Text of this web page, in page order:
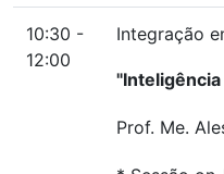
10:30 -
12:00
Integração
Prof. Me.